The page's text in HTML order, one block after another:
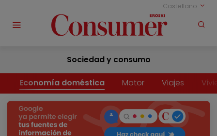
Castellano
Sociedad y consumo
Economía doméstica Motor Viajes